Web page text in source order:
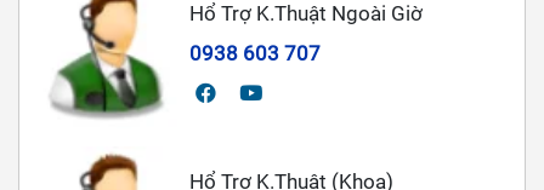
Hổ Trợ K.Thuật Ngoài Giờ
0938 603 707
Hổ Trợ K.Thuật (Khoa)